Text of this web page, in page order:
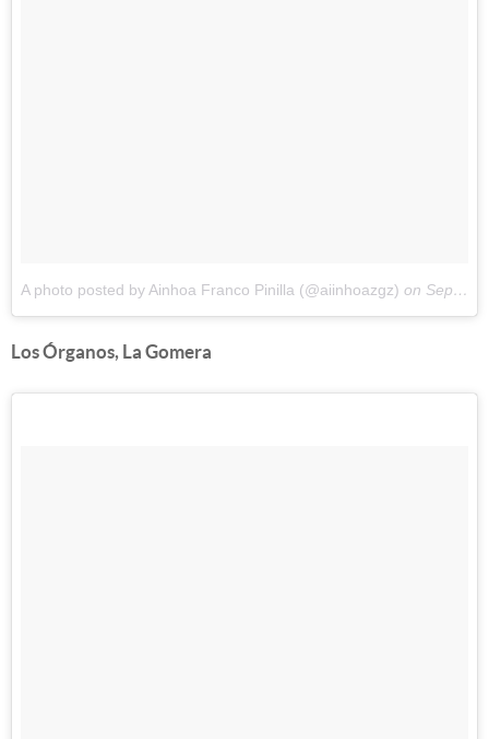
A photo posted by Ainhoa Franco Pinilla (@aiinhoazgz) on Sep 8, 2016 at 9:02am PDT
Los Órganos, La Gomera